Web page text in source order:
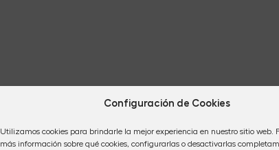
Configuración de Cookies
Utilizamos cookies para brindarle la mejor experiencia en nuestro sitio web.
más información sobre qué cookies, configurarlas o desactivarlas